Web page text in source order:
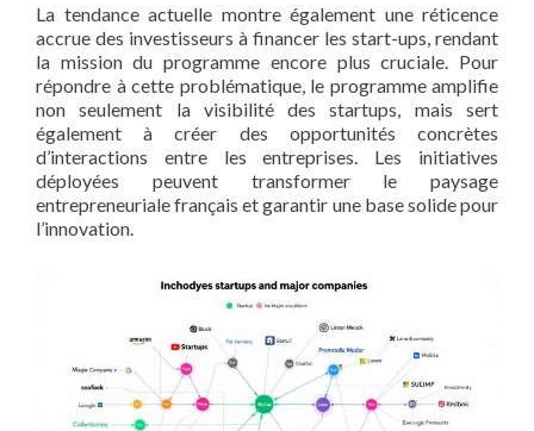
La tendance actuelle montre également une réticence
accrue des investisseurs à financer les start-ups, rendant
la mission du programme encore plus cruciale. Pour
répondre à cette problématique, le programme amplifie
non seulement la visibilité des startups, mais sert
également à créer des opportunités concrètes
d’interactions entre les entreprises. Les initiatives
déployées peuvent transformer le paysage
entrepreneuriale français et garantir une base solide pour
l’innovation.